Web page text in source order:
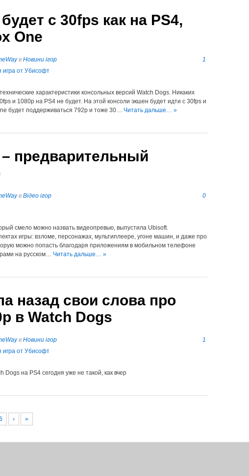
с 30fps как на PS4,
One
в Новини ігор 1
характеристики консольных версий Watch Dogs. Никаких
и 1080p на PS4 не будет. На этой консоли экшен будет идти с 30fps и
будет поддерживаться 792p и тоже 30… Читать дальше… »
предварительный
в Відео ігор 0
смело можно назвать видеопревью, выпустила Ubisoft.
игры: взломе, персонажах, мультиплеере, угоне машин, и даже про
можно попасть благодаря приложениям в мобильном телефоне
на русском… Читать дальше… »
назад свои слова про
в Watch Dogs
в Новини ігор 1
Dogs на PS4 сегодня уже не такой, как вчер
› »